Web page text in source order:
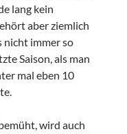
lang kein
aber ziemlich
nicht immer so
Saison, als man
mal eben 10
wird auch